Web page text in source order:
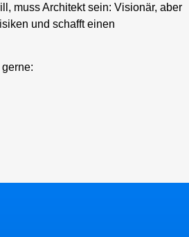
muss Architekt sein: Visionär, aber
und schafft einen